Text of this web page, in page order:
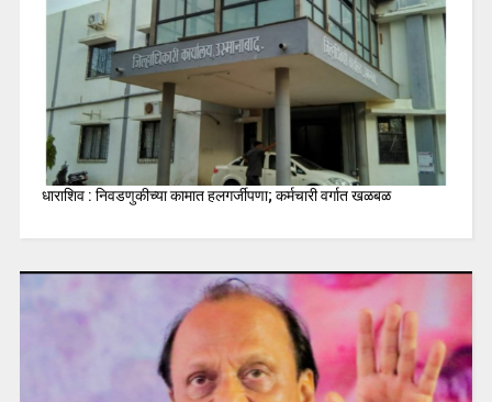
धाराशिव : निवडणुकीच्या कामात हलगर्जीपणा; कर्मचारी वर्गात खळबळ